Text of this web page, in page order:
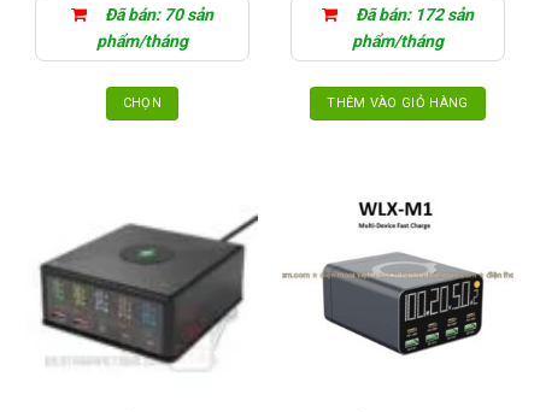
105.000₫
Đã bán: 70 sản
phẩm/tháng
CHỌN
nhiều
biến
thể.
Các
tùy
chọn
Đã bán: 172 sản
phẩm/tháng
THÊM VÀO GIỎ HÀNG